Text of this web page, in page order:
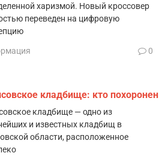
харизмой. Новый кроссовер
переведен на цифровую
0
кладбище: кто похоронен
кладбище — одно из
и известных кладбищ в
области, расположенное